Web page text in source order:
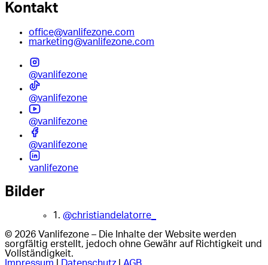
Kontakt
office@vanlifezone.com
marketing@vanlifezone.com
@vanlifezone
@vanlifezone
@vanlifezone
@vanlifezone
vanlifezone
Bilder
1. @christiandelatorre_
© 2026 Vanlifezone – Die Inhalte der Website werden
sorgfältig erstellt, jedoch ohne Gewähr auf Richtigkeit und
Vollständigkeit.